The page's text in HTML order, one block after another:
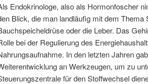
g
e
n
i
n
g
Endokrinologe, also als Hormonfoscher
Blick, die man landläufig mit dem
oder die Leber. Das
bei der Regulierung des
In den letzten Jahren
an Werkzeugen, um zu
für den Stoffwechsel